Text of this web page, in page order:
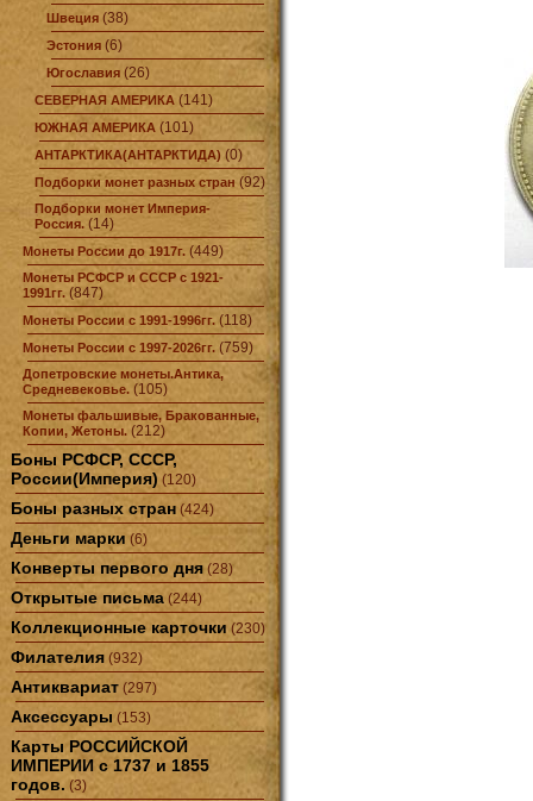
Швеция (38)
Эстония (6)
Югославия (26)
СЕВЕРНАЯ АМЕРИКА (141)
ЮЖНАЯ АМЕРИКА (101)
АНТАРКТИКА(АНТАРКТИДА) (0)
Подборки монет разных стран (92)
Подборки монет Империя-
Россия. (14)
Монеты России до 1917г. (449)
Монеты РСФСР и СССР с 1921-
1991гг. (847)
Монеты России с 1991-1996гг. (118)
Монеты России с 1997-2026гг. (759)
Допетровские монеты.Антика,
Средневековье. (105)
Монеты фальшивые, Бракованные,
Копии, Жетоны. (212)
Боны РСФСР, СССР,
России(Империя) (120)
Боны разных стран (424)
Деньги марки (6)
Конверты первого дня (28)
Открытые письма (244)
Коллекционные карточки (230)
Филателия (932)
Антиквариат (297)
Аксессуары (153)
Карты РОССИЙСКОЙ
ИМПЕРИИ с 1737 и 1855
годов. (3)